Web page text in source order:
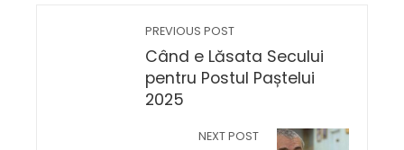
PREVIOUS POST
Când e Lăsata Secului
pentru Postul Paștelui
2025
NEXT POST